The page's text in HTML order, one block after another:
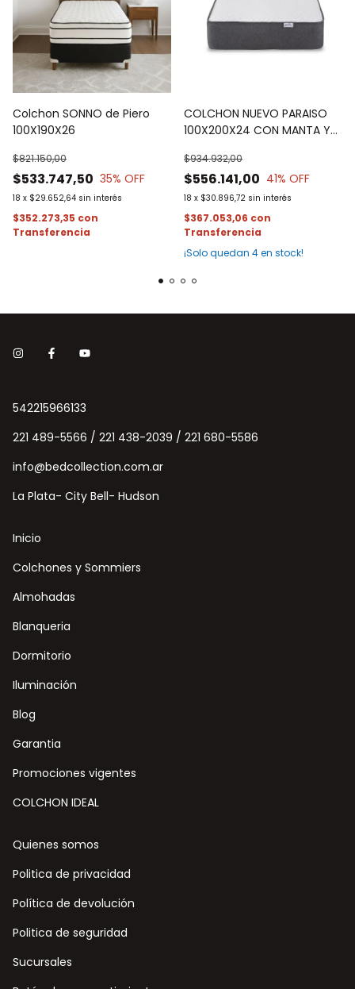
Colchon SONNO de Piero
100X190X26
$533.747,50
$821.150,00
35% OFF
18 x $29.652,64 sin interés
$352.273,35 con
COLCHON NUEVO PARAISO
100X200X24 CON MANTA Y
$556.141,00
$934.932,00
41% OFF
18 x $30.896,72 sin interés
$367.053,06 con
¡Solo quedan 4en stock!
542215966133
221 489-5566 / 221 438-2039 / 221 680-5586
info@bedcollection.com.ar
La Plata- City Bell- Hudson
Inicio
Colchones y Sommiers
Almohadas
Blanqueria
Dormitorio
Iluminación
Blog
Garantia
Promociones vigentes
COLCHON IDEAL
Quienes somos
Politica de privacidad
Política de devolución
Politica de seguridad
Sucursales